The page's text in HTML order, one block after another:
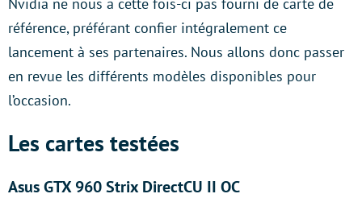
référence, préférant confier intégralement ce
lancement à ses partenaires. Nous allons donc passer
en revue les différents modèles disponibles pour
l’occasion.
Les cartes testées
Asus GTX 960 Strix DirectCU II OC